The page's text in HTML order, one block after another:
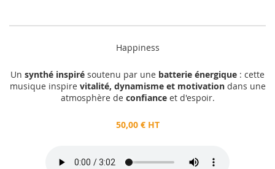
Happiness
Un synthé inspiré soutenu par une batterie énergique : cette
musique inspire vitalité, dynamisme et motivationdans une
atmosphère de confianceet d'espoir.
50,00 € HT